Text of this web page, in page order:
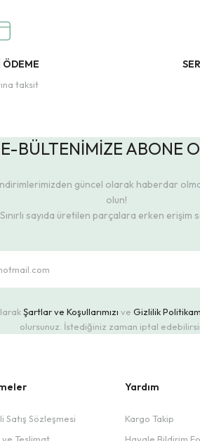
ÖDEME
taksit
E-BÜLTENİMİZE ABONE
güncel olarak haberdar
olun!
Sınırlı sayıda üretilen parçalara erken erişim
Şartlar ve Koşullarımızı ve Gizlilik
olursunuz. İstediğiniz zaman iptal
Satış Sözleşmesi
Yardım
Kargo Takip